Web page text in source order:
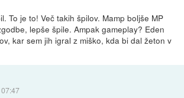
To je to! Več takih špilov. Mamp boljše MP
lepše špile. Ampak gameplay? Eden
kar sem jih igral z miško, kda bi dal žeton v